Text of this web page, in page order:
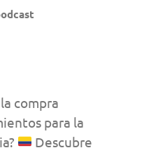
compra
para la
Descubre